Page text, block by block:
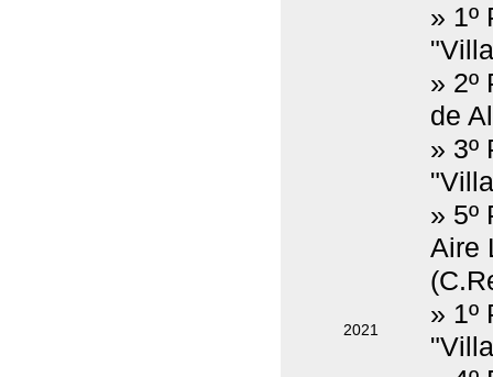
2021
» 1º
» 2º
de
» 3º
» 5º
Aire
» 1º